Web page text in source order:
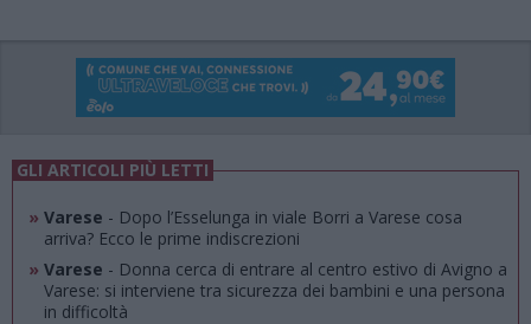
GLI ARTICOLI PIÙ LETTI
» Varese - Dopo l’Esselunga in viale Borri a Varese cosa
arriva? Ecco le prime indiscrezioni
» Varese - Donna cerca di entrare al centro estivo di Avigno a
Varese: si interviene tra sicurezza dei bambini e una persona
in difficoltà